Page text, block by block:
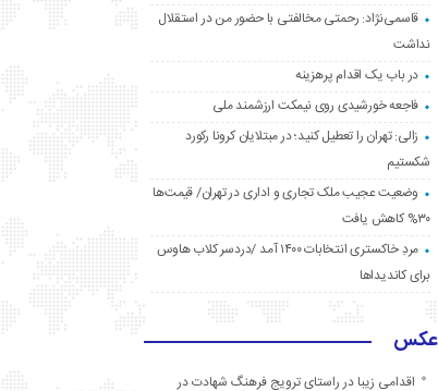
قاسمی‌نژاد: رحمتی مخالفتی با حضور من در استقلال
نداشت
در باب یک اقدام پرهزینه
فاجعه خورشیدی روی نیمکت ارزشمند ملی
زالی: تهران را تعطیل کنید؛ در مبتلایان کرونا رکورد
شکستیم
وضعیت عجیب ملک تجاری و اداری در تهران/ قیمت‌ها
۳۰% کاهش یافت
مردِ خاکستری انتخابات ۱۴۰۰ آمد /دردسر کلاب هاوس
برای کاندیداها
عکس
اقدامی زیبا در راستای ترویج فرهنگ شهادت در